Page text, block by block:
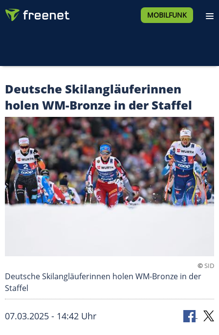
MOBILFUNK
Deutsche Skilangläuferinnen
holen WM-Bronze in der Staffel
©SID
Deutsche Skilangläuferinnen holen WM-Bronze in der
Staffel
07.03.2025 - 14:42 Uhr